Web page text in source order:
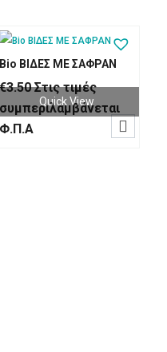
Bio ΒΙΔΕΣ ΜΕ ΣΑΦΡΑΝ
3.50 Στις τιμές
συμπεριλαμβάνεται
Φ.Π.Α
Quick View
